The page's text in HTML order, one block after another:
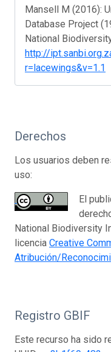
Mansell M (2016):
Database Project
National
http://
r=lacewings&v=1.1
Derechos
Los usuarios deben
uso:
El
National Biodiversity
licencia Creative
Atribución/
Registro GBIF
Este recurso ha sido